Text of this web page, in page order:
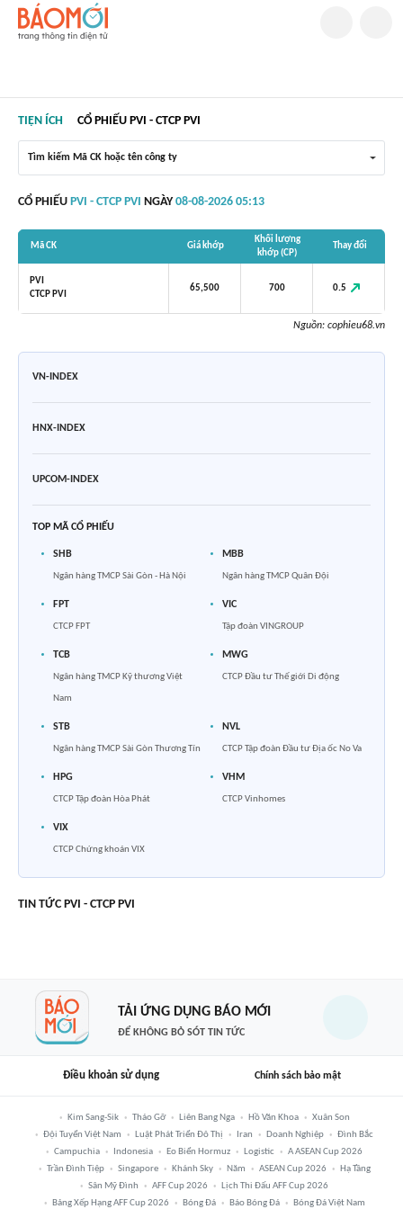
TIỆN ÍCH CỔ PHIẾU PVI - CTCP PVI
Tìm kiếm Mã CK hoặc tên công ty
CỔ PHIẾU PVI - CTCP PVI NGÀY 08-08-2026 05:13
Mã CK Giá khớp
Khối lượng
khớp (CP)
Thay đổi
PVI
CTCP PVI
65,500 700 0.5
Nguồn: cophieu68.vn
VN-INDEX
HNX-INDEX
UPCOM-INDEX
TOP MÃ CỔ PHIẾU
SHB
Ngân hàng TMCP Sài Gòn - Hà Nội
MBB
Ngân hàng TMCP Quân Đội
FPT
CTCP FPT
VIC
Tập đoàn VINGROUP
TCB
Ngân hàng TMCP Kỹ thương Việt
Nam
MWG
CTCP Đầu tư Thế giới Di động
STB
Ngân hàng TMCP Sài Gòn Thương Tín
NVL
CTCP Tập đoàn Đầu tư Địa ốc No Va
HPG
CTCP Tập đoàn Hòa Phát
VHM
CTCP Vinhomes
VIX
CTCP Chứng khoán VIX
TIN TỨC PVI - CTCP PVI
TẢI ỨNG DỤNG BÁO MỚI
ĐỂ KHÔNG BỎ SÓT TIN TỨC
Điều khoản sử dụng Chính sách bảo mật
Kim Sang-Sik Tháo Gỡ Liên Bang Nga Hồ Văn Khoa
Xuân Son
Đội Tuyển Việt Nam
Luật Phát Triển Đô Thị Iran Doanh Nghiệp
Đình Bắc
Campuchia
Indonesia Eo Biển Hormuz Logistic
A ASEAN Cup 2026
Trần Đình Tiệp
Singapore Khánh Sky Năm ASEAN Cup 2026
Hạ Tầng
Sân Mỹ Đình
AFF Cup 2026
Lịch Thi Đấu AFF Cup 2026
Bảng Xếp Hạng AFF Cup 2026
Bóng Đá Báo Bóng Đá Bóng Đá Việt Nam